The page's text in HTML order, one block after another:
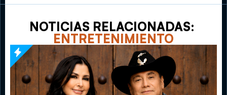
NOTICIAS RELACIONADAS:
ENTRETENIMIENTO